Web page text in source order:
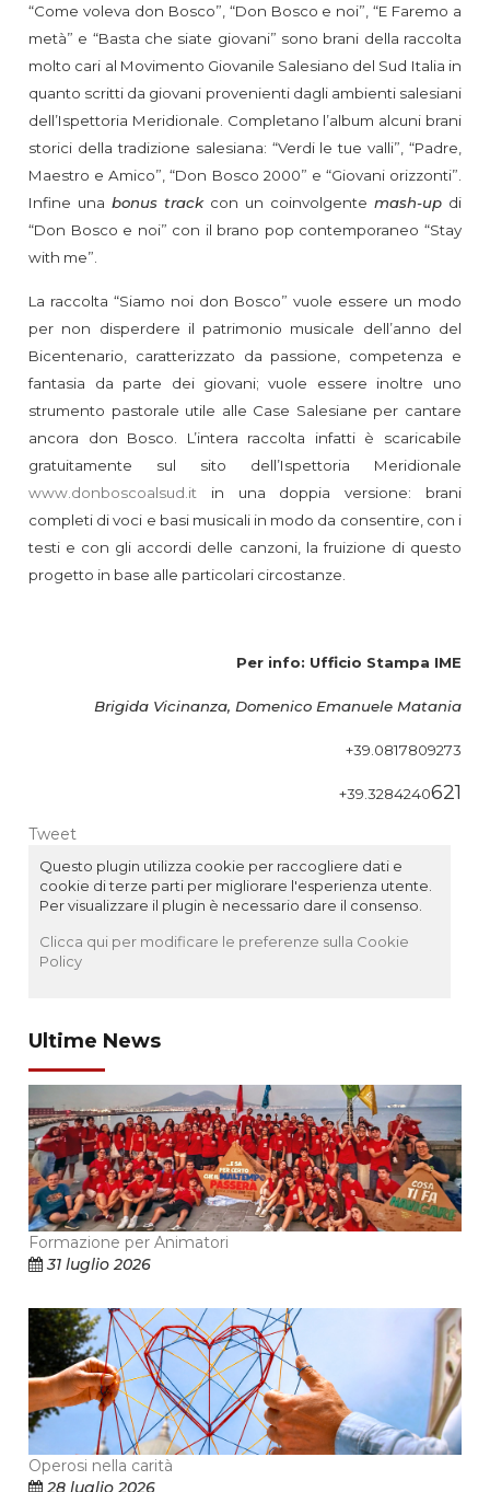
“Come voleva don Bosco”, “Don Bosco e noi”, “E Faremo a
metà” e “Basta che siate giovani” sono brani della raccolta
molto cari al Movimento Giovanile Salesiano del Sud Italia in
quanto scritti da giovani provenienti dagli ambienti salesiani
dell’Ispettoria Meridionale. Completano l’album alcuni brani
storici della tradizione salesiana: “Verdi le tue valli”, “Padre,
Maestro e Amico”, “Don Bosco 2000” e “Giovani orizzonti”.
Infine unabonus trackcon un coinvolgente mash-updi
“Don Bosco e noi” con il brano pop contemporaneo “Stay
with me”.
La raccolta “Siamo noi don Bosco” vuole essere un modo
per non disperdere il patrimonio musicale dell’anno del
Bicentenario, caratterizzato da passione, competenza e
fantasia da parte dei giovani; vuole essere inoltre uno
strumento pastorale utile alle Case Salesiane per cantare
ancora don Bosco. L’intera raccolta infatti è scaricabile
gratuitamente sul sito dell’Ispettoria Meridionale
www.donboscoalsud.it in una doppia versione: brani
completi di voci e basi musicali in modo da consentire, con i
testi e con gli accordi delle canzoni, la fruizione di questo
progetto in base alle particolari circostanze.
Per info: Ufficio Stampa IME
Brigida Vicinanza, Domenico Emanuele Matania
+39.0817809273
+39.3284240621
Tweet
Questo plugin utilizza cookie per raccogliere dati e
cookie di terze parti per migliorare l'esperienza utente.
Per visualizzare il plugin è necessario dare il consenso.
Clicca qui per modificare le preferenze sulla Cookie
Policy
Ultime News
Formazione per Animatori
31 luglio 2026
Operosi nella carità
28 luglio 2026